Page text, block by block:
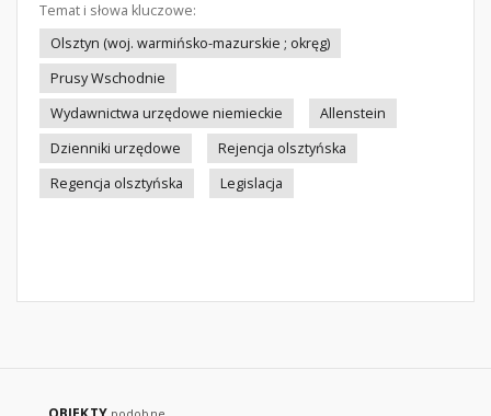
Temat i słowa kluczowe:
Olsztyn (woj. warmińsko-mazurskie ; okręg)
Prusy Wschodnie
Wydawnictwa urzędowe niemieckie
Allenstein
Dzienniki urzędowe
Rejencja olsztyńska
Regencja olsztyńska
Legislacja